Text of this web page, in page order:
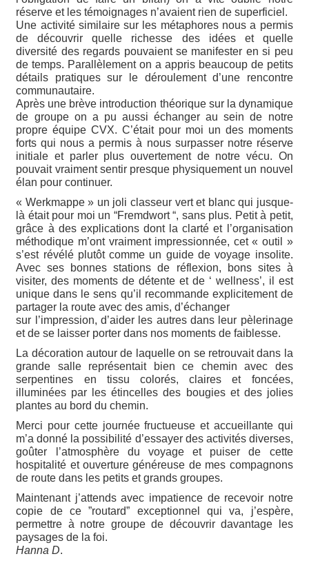
réserve et les témoignages n’avaient rien de superficiel.
Une activité similaire sur les métaphores nous a permis
de découvrir quelle richesse des idées et quelle
diversité des regards pouvaient se manifester en si peu
de temps. Parallèlement on a appris beaucoup de petits
détails pratiques sur le déroulement d’une rencontre
communautaire.
Après une brève introduction théorique sur la dynamique
de groupe on a pu aussi échanger au sein de notre
propre équipe CVX. C’était pour moi un des moments
forts qui nous a permis à nous surpasser notre réserve
initiale et parler plus ouvertement de notre vécu. On
pouvait vraiment sentir presque physiquement un nouvel
élan pour continuer.
« Werkmappe » un joli classeur vert et blanc qui jusque-
là était pour moi un “Fremdwort “, sans plus. Petit à petit,
grâce à des explications dont la clarté et l’organisation
méthodique m’ont vraiment impressionnée, cet « outil »
s’est révélé plutôt comme un guide de voyage insolite.
Avec ses bonnes stations de réflexion, bons sites à
visiter, des moments de détente et de ‘ wellness’, il est
unique dans le sens qu’il recommande explicitement de
partager la route avec des amis, d’échanger
sur l’impression, d’aider les autres dans leur pèlerinage
et de se laisser porter dans nos moments de faiblesse.
La décoration autour de laquelle on se retrouvait dans la
grande salle représentait bien ce chemin avec des
serpentines en tissu colorés, claires et foncées,
illuminées par les étincelles des bougies et des jolies
plantes au bord du chemin.
Merci pour cette journée fructueuse et accueillante qui
m’a donné la possibilité d’essayer des activités diverses,
goûter l’atmosphère du voyage et puiser de cette
hospitalité et ouverture généreuse de mes compagnons
de route dans les petits et grands groupes.
Maintenant j’attends avec impatience de recevoir notre
copie de ce ”routard” exceptionnel qui va, j’espère,
permettre à notre groupe de découvrir davantage les
paysages de la foi.
Hanna D.